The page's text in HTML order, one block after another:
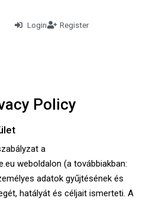
Login Register
Policy
a
weboldalon (a továbbiakban:
adatok gyűjtésének és
hatályát és céljait ismerteti. A